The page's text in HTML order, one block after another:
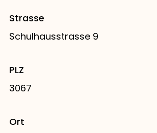
Strasse
Schulhausstrasse 9
PLZ
3067
Ort